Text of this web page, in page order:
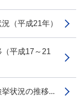
（平成21年）
平成17～21
状況の推移...